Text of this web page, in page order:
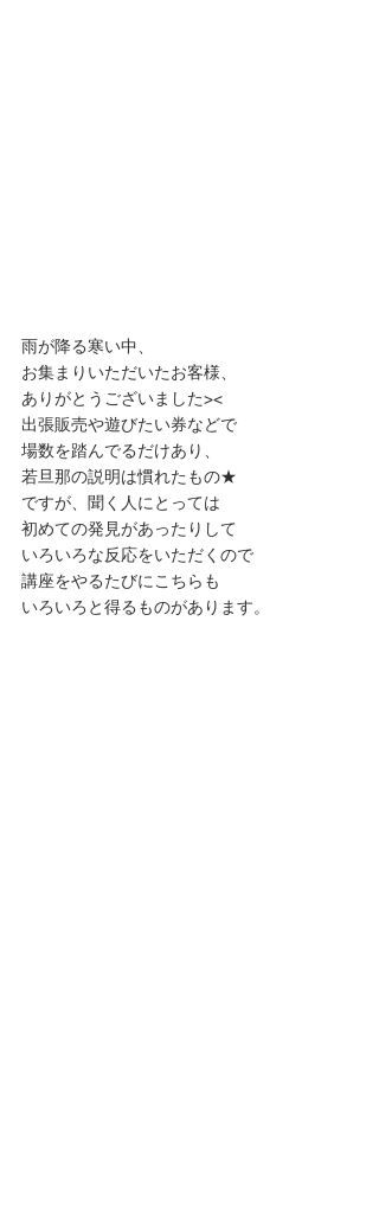
雨が降る寒い中、
お集まりいただいたお客様、
ありがとうございました><
出張販売や遊びたい券などで
場数を踏んでるだけあり、
若旦那の説明は慣れたもの★
ですが、聞く人にとっては
初めての発見があったりして
いろいろな反応をいただくので
講座をやるたびにこちらも
いろいろと得るものがあります。